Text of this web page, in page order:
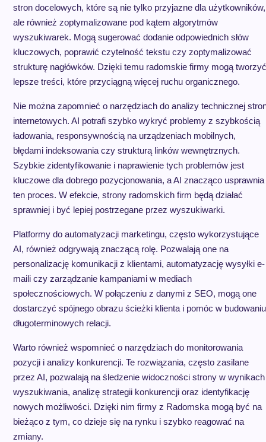
stron docelowych, które są nie tylko przyjazne dla użytkowników,
ale również zoptymalizowane pod kątem algorytmów
wyszukiwarek. Mogą sugerować dodanie odpowiednich słów
kluczowych, poprawić czytelność tekstu czy zoptymalizować
strukturę nagłówków. Dzięki temu radomskie firmy mogą tworzyć
lepsze treści, które przyciągną więcej ruchu organicznego.
Nie można zapomnieć o narzędziach do analizy technicznej
internetowych. AI potrafi szybko wykryć problemy z szybkością
ładowania, responsywnością na urządzeniach mobilnych,
błędami indeksowania czy strukturą linków wewnętrznych.
Szybkie zidentyfikowanie i naprawienie tych problemów jest
kluczowe dla dobrego pozycjonowania, a AI znacząco usprawnia
ten proces. W efekcie, strony radomskich firm będą działać
sprawniej i być lepiej postrzegane przez wyszukiwarki.
Platformy do automatyzacji marketingu, często wykorzystujące
AI, również odgrywają znaczącą rolę. Pozwalają one na
personalizację komunikacji z klientami, automatyzację wysyłki e-
maili czy zarządzanie kampaniami w mediach
społecznościowych. W połączeniu z danymi z SEO, mogą one
dostarczyć spójnego obrazu ścieżki klienta i pomóc w budowaniu
długoterminowych relacji.
Warto również wspomnieć o narzędziach do monitorowania
pozycji i analizy konkurencji. Te rozwiązania, często zasilane
przez AI, pozwalają na śledzenie widoczności strony w wynikach
wyszukiwania, analizę strategii konkurencji oraz identyfikację
nowych możliwości. Dzięki nim firmy z Radomska mogą być na
bieżąco z tym, co dzieje się na rynku i szybko reagować na
zmiany.